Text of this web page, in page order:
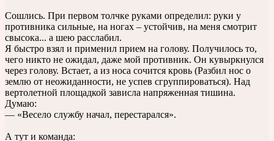
Сошлись. При первом толчке руками определил: руки у
противника сильные, на ногах – устойчив, на меня смотрит
свысока... а шею расслабил.
Я быстро взял и применил прием на голову. Получилось то,
чего никто не ожидал, даже мой противник. Он кувыркнулся
через голову. Встает, а из носа сочится кровь (Разбил нос о
землю от неожиданности, не успев сгруппироваться). Над
вертолетной площадкой зависла напряженная тишина.
Думаю:
— «Весело службу начал, перестарался».
А тут и команда: